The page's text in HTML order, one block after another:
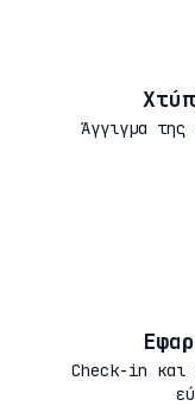
Άγγιγμα της
Check-in και